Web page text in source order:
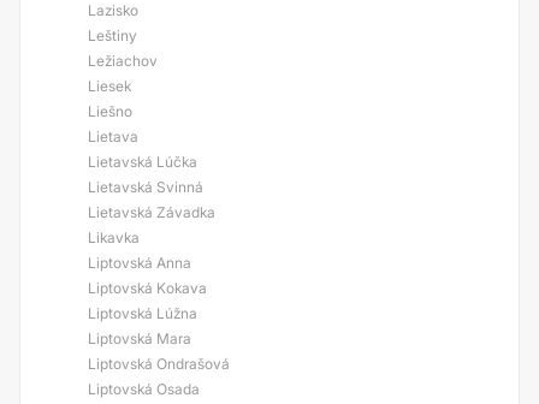
Lazisko
Leštiny
Ležiachov
Liesek
Liešno
Lietava
Lietavská Lúčka
Lietavská Svinná
Lietavská Závadka
Likavka
Liptovská Anna
Liptovská Kokava
Liptovská Lúžna
Liptovská Mara
Liptovská Ondrašová
Liptovská Osada